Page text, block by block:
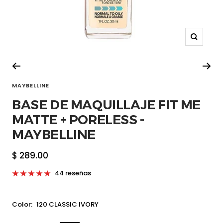
Zoom
MAYBELLINE
BASE DE MAQUILLAJE FIT ME
MATTE + PORELESS -
MAYBELLINE
Precio
de
venta
$ 289.00
44 reseñas
Color: 120 CLASSIC IVORY